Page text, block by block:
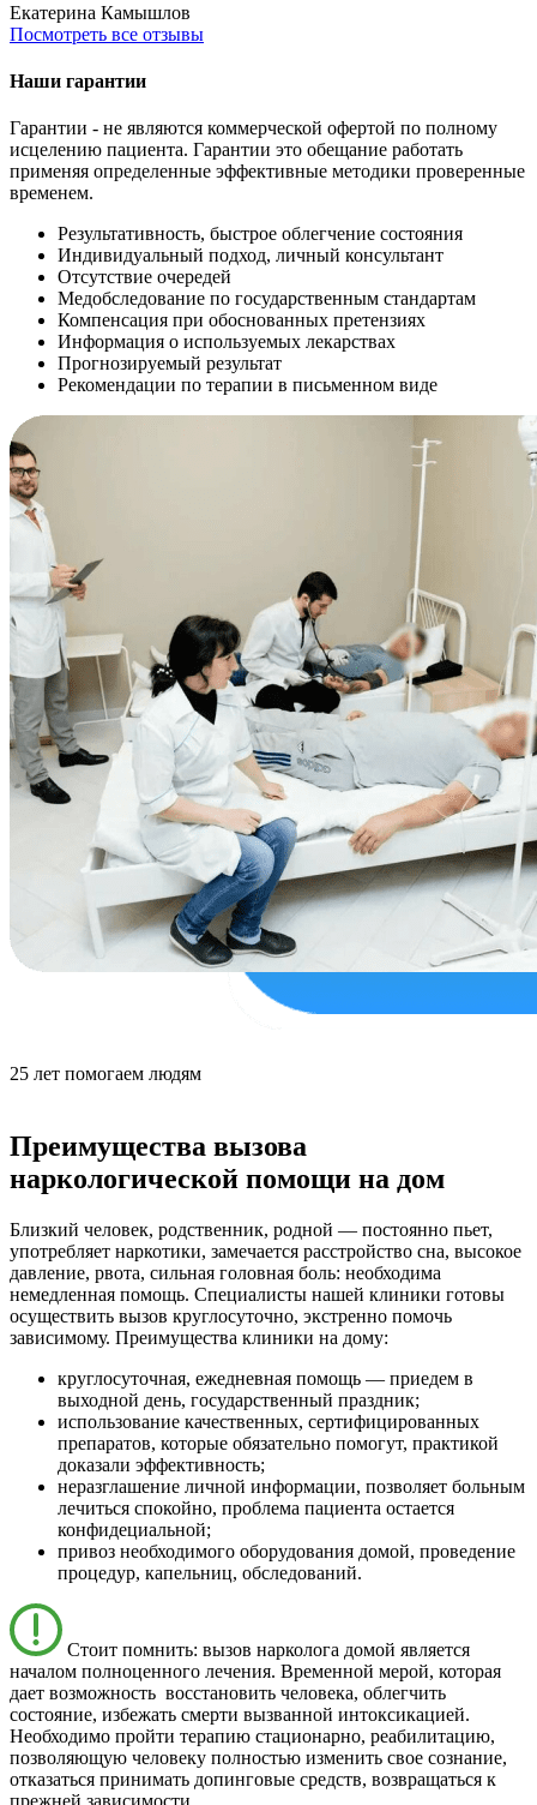
Екатерина Камышлов
Посмотреть все отзывы
Наши гарантии
Гарантии - не являются коммерческой офертой по полному
исцелению пациента. Гарантии это обещание работать
применяя определенные эффективные методики проверенные
временем.
Результативность, быстрое облегчение состояния
Индивидуальный подход, личный консультант
Отсутствие очередей
Медобследование по государственным стандартам
Компенсация при обоснованных претензиях
Информация о используемых лекарствах
Прогнозируемый результат
Рекомендации по терапии в письменном виде
25 лет помогаем людям
Преимущества вызова
наркологической помощи на дом
Близкий человек, родственник, родной — постоянно пьет,
употребляет наркотики, замечается расстройство сна, высокое
давление, рвота, сильная головная боль: необходима
немедленная помощь. Специалисты нашей клиники готовы
осуществить вызов круглосуточно, экстренно помочь
зависимому. Преимущества клиники на дому:
круглосуточная, ежедневная помощь — приедем в
выходной день, государственный праздник;
использование качественных, сертифицированных
препаратов, которые обязательно помогут, практикой
доказали эффективность;
неразглашение личной информации, позволяет больным
лечиться спокойно, проблема пациента остается
конфидециальной;
привоз необходимого оборудования домой, проведение
процедур, капельниц, обследований.
Стоит помнить: вызов нарколога домой является
началом полноценного лечения. Временной мерой, которая
дает возможность восстановить человека, облегчить
состояние, избежать смерти вызванной интоксикацией.
Необходимо пройти терапию стационарно, реабилитацию,
позволяющую человеку полностью изменить свое сознание,
отказаться принимать допинговые средств, возвращаться к